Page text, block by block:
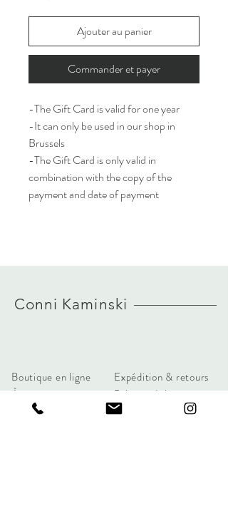
Ajouter au panier
Commander et payer
-The Gift Card is valid for one year
-It can only be used in our shop in
Brussels
-The Gift Card is only valid in
combination with the copy of the
payment and date of payment
Conni Kaminski
Boutique en ligne
À propos
Journal
Expédition & retours
Politique de la marque
Paiements